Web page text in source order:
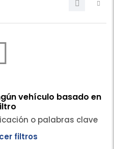
vehículo basado en
o palabras clave
filtros